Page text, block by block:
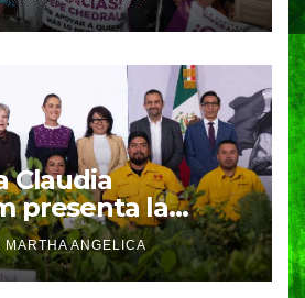
en San Miguel
Claudia
presenta la
de
2026; se
próximo domingo
MARTHA ANGELICA